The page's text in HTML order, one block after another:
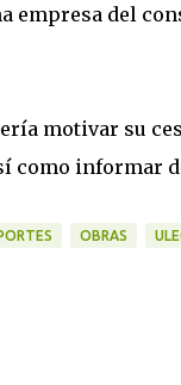
empresa del
motivar su
como informar
OBRAS